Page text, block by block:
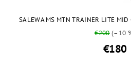
SALEWA MS MTN TRAINER LITE MID
€200(–10
€180